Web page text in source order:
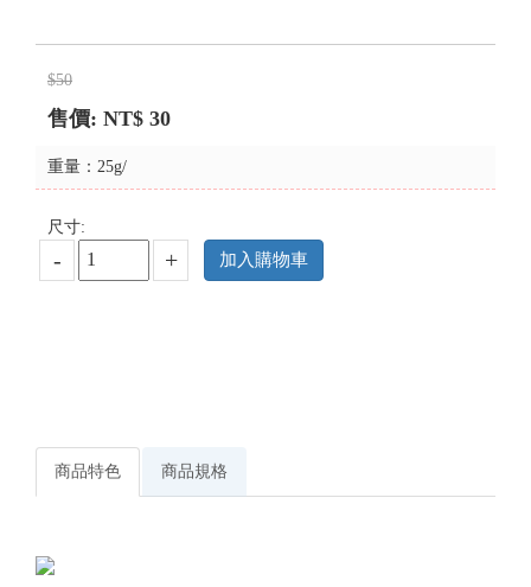
$50
售價: NT$ 30
重量：25g/
尺寸:
- + 加入購物車
商品特色 商品規格